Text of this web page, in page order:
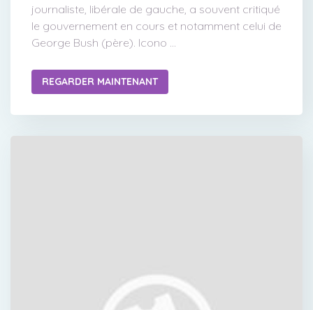
journaliste, libérale de gauche, a souvent critiqué
le gouvernement en cours et notamment celui de
George Bush (père). Icono ...
REGARDER MAINTENANT